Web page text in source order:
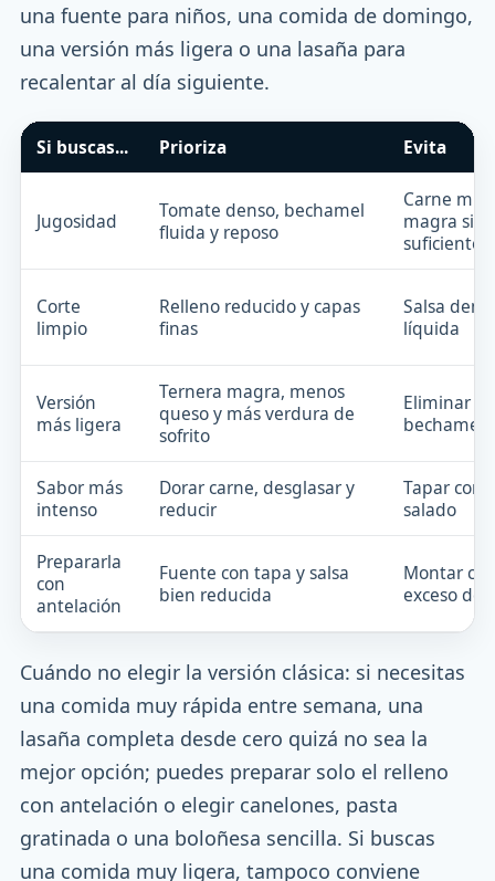
una fuente para niños, una comida de domingo,
una versión más ligera o una lasaña para
recalentar al día siguiente.
Si buscas... Prioriza Evita
Jugosidad
Tomate denso, bechamel
fluida y reposo
Carne muy
magra sin
suficiente
Corte
limpio
Relleno reducido y capas
finas
Salsa
líquida
Versión
más ligera
Ternera magra, menos
queso y más verdura de
sofrito
Eliminar
bechamel
Sabor más
intenso
Dorar carne, desglasar y
reducir
Tapar con
salado
Prepararla
con
antelación
Fuente con tapa y salsa
bien reducida
Montar con
exceso de
Cuándo no elegir la versión clásica: si necesitas
una comida muy rápida entre semana, una
lasaña completa desde cero quizá no sea la
mejor opción; puedes preparar solo el relleno
con antelación o elegir canelones, pasta
gratinada o una boloñesa sencilla. Si buscas
una comida muy ligera, tampoco conviene